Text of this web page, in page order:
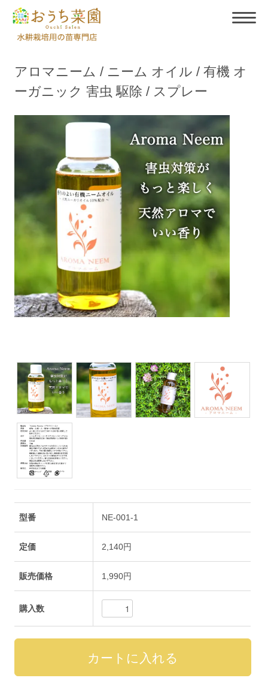
アロマニーム / ニーム オイル / 有機 オ
ーガニック 害虫 駆除 / スプレー
型番 NE-001-1
定価 2,140円
販売価格 1,990円
購入数